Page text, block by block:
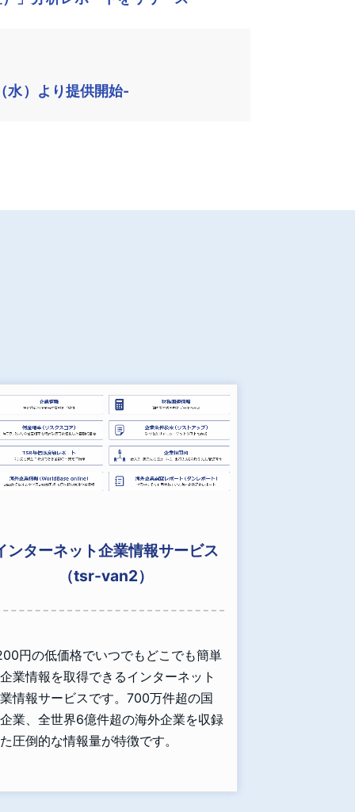
水）より提供開始-
ンターネット企業情報サービス
（tsr-van2）
円の低価格でいつでもどこでも簡単
業情報を取得できるインターネット
情報サービスです。700万件超の国
業、全世界6億件超の海外企業を収録
圧倒的な情報量が特徴です。